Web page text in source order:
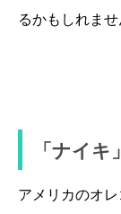
るかもしれませ
「ナイ
アメリカのオ